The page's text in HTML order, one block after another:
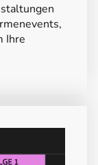
Ihre